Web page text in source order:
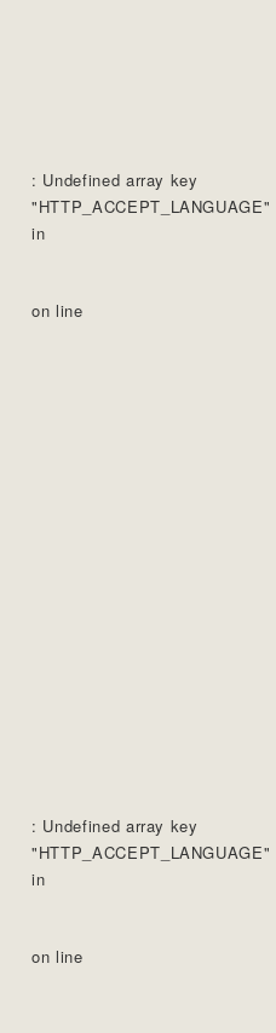
: Undefined array key
"HTTP_ACCEPT_LANGUAGE"
in
on line
: Undefined array key
"HTTP_ACCEPT_LANGUAGE"
in
on line